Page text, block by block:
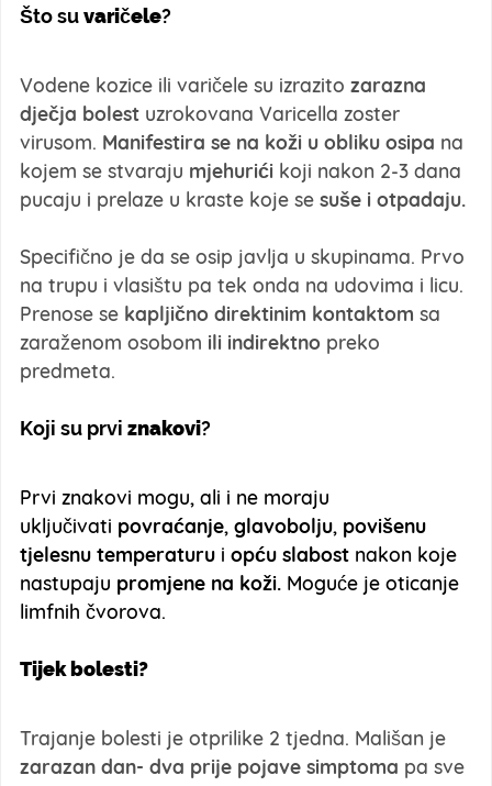
Što suvaričele?
Vodene kozice ili varičele su izrazito zarazna
dječja bolestuzrokovana Varicella zoster
virusom. Manifestira se na koži u obliku osipa na
kojem se stvaraju mjehurići koji nakon 2-3 dana
pucaju i prelaze u kraste koje se suše i otpadaju.
Specifično je da se osip javlja u skupinama. Prvo
na trupu i vlasištu pa tek onda na udovima i licu.
Prenose se kapljično direktinim kontaktom sa
zaraženom osobom ili indirektno preko
predmeta.
Koji su prvi znakovi?
Prvi znakovi mogu, ali i ne moraju
uključivati povraćanje, glavobolju, povišenu
tjelesnu temperaturui opću slabost nakon koje
nastupaju promjene na koži. Moguće je oticanje
limfnih čvorova.
Tijek bolesti?
Trajanje bolesti je otprilike 2 tjedna. Mališan je
zarazan dan- dva prije pojave simptoma pa sve